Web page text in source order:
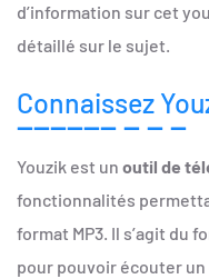
d’information sur cet
détaillé sur le sujet.
Connaissez
Youzik est un outil de
fonctionnalités
format MP3. Il s’agit du
pour pouvoir écouter